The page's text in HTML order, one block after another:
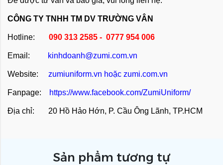
CÔNG TY TNHH TM DV TRƯỜNG VÂN
Hotline: 090 313 2585 - 0777 954 006
Email: kinhdoanh@zumi.com.vn
Website: zumiuniform.vn hoặc zumi.com.vn
Fanpage: https://www.facebook.com/ZumiUniform/
Địa chỉ: 20 Hồ Hảo Hớn, P. Cầu Ông Lãnh, TP.HCM
Sản phẩm tương tự